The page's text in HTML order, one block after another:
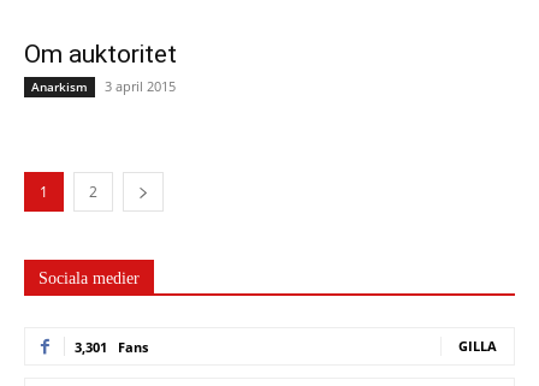
Om auktoritet
Anarkism 3 april 2015
1 2
Sociala medier
3,301 Fans GILLA